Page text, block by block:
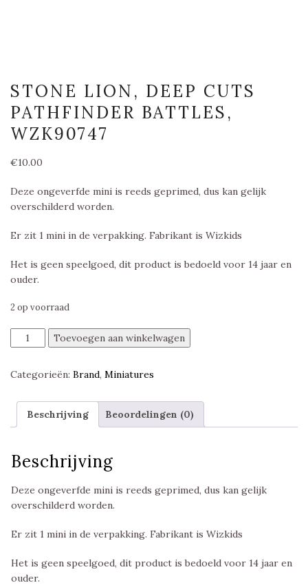
STONE LION, DEEP CUTS
PATHFINDER BATTLES,
WZK90747
€10.00
Deze ongeverfde mini is reeds geprimed, dus kan gelijk
overschilderd worden.
Er zit 1 mini in de verpakking. Fabrikant is Wizkids
Het is geen speelgoed, dit product is bedoeld voor 14 jaar en
ouder.
2 op voorraad
Stone
Lion,
Cuts
Battles,
WZK90747
Toevoegen aan winkelwagen
Categorieën: Brand, Miniatures
Beschrijving Beoordelingen (0)
Beschrijving
Deze ongeverfde mini is reeds geprimed, dus kan gelijk
overschilderd worden.
Er zit 1 mini in de verpakking. Fabrikant is Wizkids
Het is geen speelgoed, dit product is bedoeld voor 14 jaar en
ouder.